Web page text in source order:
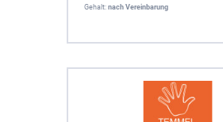
Gehalt: nach Vereinbarung